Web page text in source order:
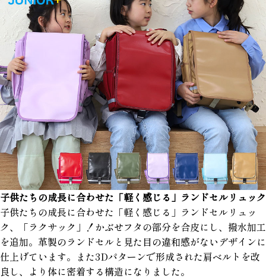
子供たちの成長に合わせた「軽く感じる」ランドセルリュック
子供たちの成長に合わせた「軽く感じる」ランドセルリュッ
ク、「ラクサック」！かぶせフタの部分を合皮にし、撥水加工
を追加。革製のランドセルと見た目の違和感がないデザインに
仕上げています。また3Dパターンで形成された肩ベルトを改
良し、より体に密着する構造になりました。